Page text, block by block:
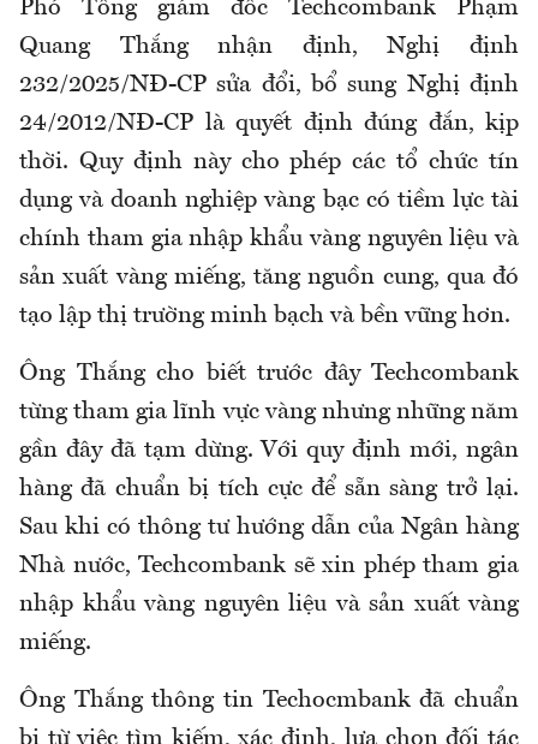
Phó Tổng giám đốc Techcombank Phạm
Quang Thắng nhận định, Nghị định
232/2025/NĐ-CP sửa đổi, bổ sung Nghị định
24/2012/NĐ-CP là quyết định đúng đắn, kịp
thời. Quy định này cho phép các tổ chức tín
dụng và doanh nghiệp vàng bạc có tiềm lực tài
chính tham gia nhập khẩu vàng nguyên liệu và
sản xuất vàng miếng, tăng nguồn cung, qua đó
tạo lập thị trường minh bạch và bền vững hơn.
Ông Thắng cho biết trước đây Techcombank
từng tham gia lĩnh vực vàng nhưng những năm
gần đây đã tạm dừng. Với quy định mới, ngân
hàng đã chuẩn bị tích cực để sẵn sàng trở lại.
Sau khi có thông tư hướng dẫn của Ngân hàng
Nhà nước, Techcombank sẽ xin phép tham gia
nhập khẩu vàng nguyên liệu và sản xuất vàng
miếng.
Ông Thắng thông tin Techocmbank đã chuẩn